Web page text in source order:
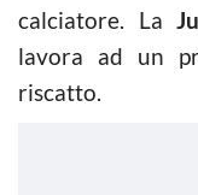
calciatore. La
lavora ad un
riscatto.